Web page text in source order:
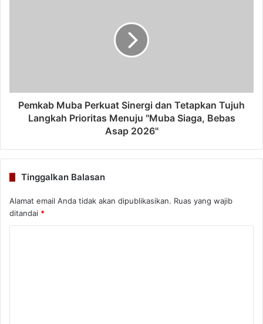
Pemkab Muba Perkuat Sinergi dan Tetapkan Tujuh
Langkah Prioritas Menuju "Muba Siaga, Bebas
Asap 2026"
Tinggalkan Balasan
Alamat email Anda tidak akan dipublikasikan. Ruas yang wajib
ditandai *